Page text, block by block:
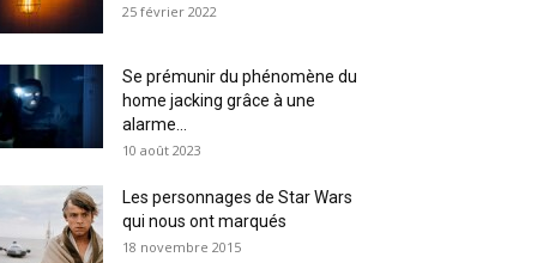
25 février 2022
Se prémunir du phénomène du
home jacking grâce à une
alarme...
10 août 2023
Les personnages de Star Wars
qui nous ont marqués
18 novembre 2015